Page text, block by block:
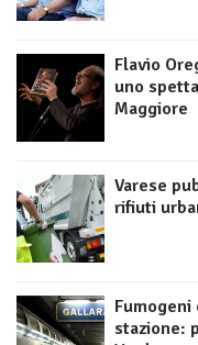
Flavio
uno
Maggiore
Varese
rifiuti
stazione: